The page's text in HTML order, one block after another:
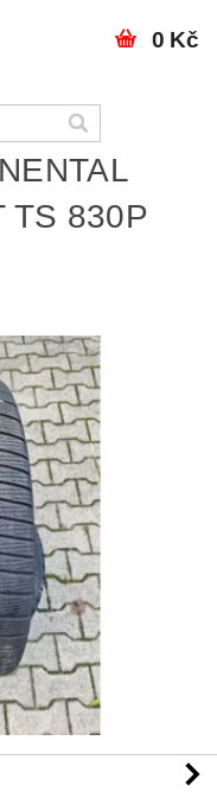
0 Kč
TS 830P